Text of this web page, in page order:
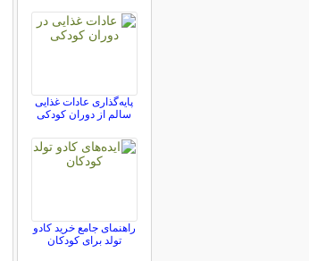
پایه‌گذاری عادات غذایی
سالم از دوران کودکی
راهنمای جامع خرید کادو
تولد برای کودکان